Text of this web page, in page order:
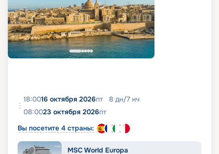
18:0016 октября 2026пт 8 дн/7 нч
08:0023 октября 2026пт
Вы посетите 4 страны:
MSC World Europa